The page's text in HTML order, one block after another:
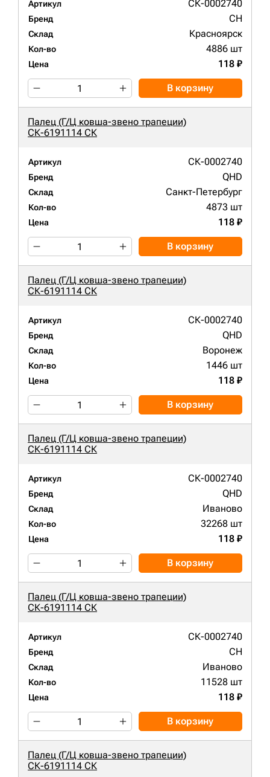
Артикул СК-0002740
Бренд CH
Склад Красноярск
Кол-во 4886 шт
Цена 118 ₽
В корзину
Палец (Г/Ц ковша-звено трапеции)
СК-6191114 СК
Артикул СК-0002740
Бренд QHD
Склад Санкт-Петербург
Кол-во 4873 шт
Цена 118 ₽
В корзину
Палец (Г/Ц ковша-звено трапеции)
СК-6191114 СК
Артикул СК-0002740
Бренд QHD
Склад Воронеж
Кол-во 1446 шт
Цена 118 ₽
В корзину
Палец (Г/Ц ковша-звено трапеции)
СК-6191114 СК
Артикул СК-0002740
Бренд QHD
Склад Иваново
Кол-во 32268 шт
Цена 118 ₽
В корзину
Палец (Г/Ц ковша-звено трапеции)
СК-6191114 СК
Артикул СК-0002740
Бренд CH
Склад Иваново
Кол-во 11528 шт
Цена 118 ₽
В корзину
Палец (Г/Ц ковша-звено трапеции)
СК-6191114 СК